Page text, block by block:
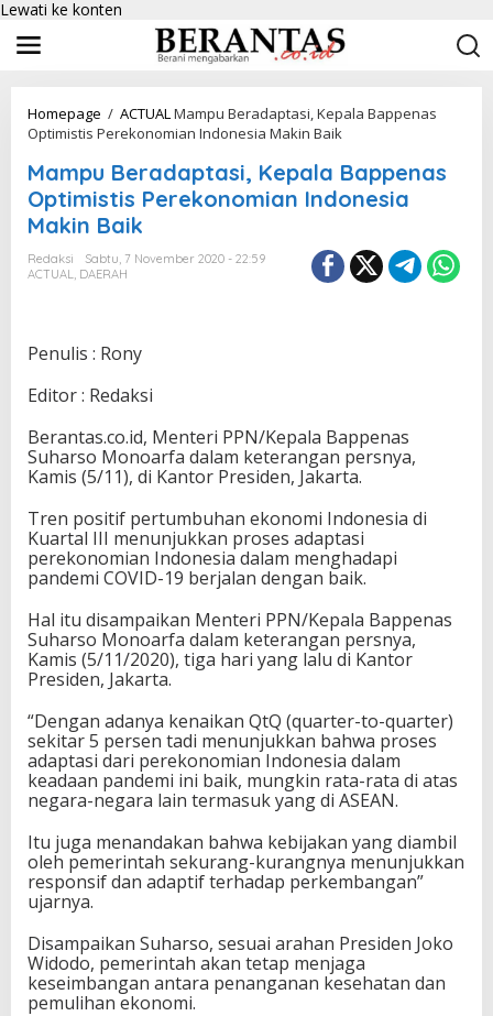
Lewati ke konten
Homepage / ACTUALMampu Beradaptasi, Kepala Bappenas
Optimistis Perekonomian Indonesia Makin Baik
Mampu Beradaptasi, Kepala Bappenas
Optimistis Perekonomian Indonesia
Makin Baik
Redaksi
Sabtu, 7 November 2020 - 22:59
ACTUAL, DAERAH
Penulis : Rony
Editor : Redaksi
Berantas.co.id, Menteri PPN/Kepala Bappenas
Suharso Monoarfa dalam keterangan persnya,
Kamis (5/11), di Kantor Presiden, Jakarta.
Tren positif pertumbuhan ekonomi Indonesia di
Kuartal III menunjukkan proses adaptasi
perekonomian Indonesia dalam menghadapi
pandemi COVID-19 berjalan dengan baik.
Hal itu disampaikan Menteri PPN/Kepala Bappenas
Suharso Monoarfa dalam keterangan persnya,
Kamis (5/11/2020), tiga hari yang lalu di Kantor
Presiden, Jakarta.
“Dengan adanya kenaikan QtQ (quarter-to-quarter)
sekitar 5 persen tadi menunjukkan bahwa proses
adaptasi dari perekonomian Indonesia dalam
keadaan pandemi ini baik, mungkin rata-rata di atas
negara-negara lain termasuk yang di ASEAN.
Itu juga menandakan bahwa kebijakan yang diambil
oleh pemerintah sekurang-kurangnya menunjukkan
responsif dan adaptif terhadap perkembangan”
ujarnya.
Disampaikan Suharso, sesuai arahan Presiden Joko
Widodo, pemerintah akan tetap menjaga
keseimbangan antara penanganan kesehatan dan
pemulihan ekonomi.